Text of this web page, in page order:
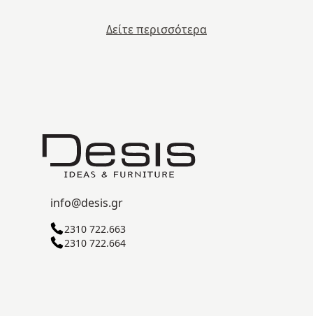
Δείτε περισσότερα
info@desis.gr
2310 722.663
2310 722.664